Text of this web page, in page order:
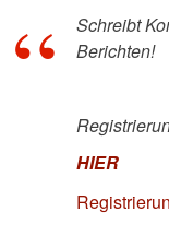
Schreibt
Berichten!
HIER